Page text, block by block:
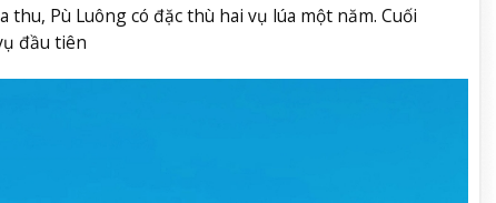
thu, Pù Luông có đặc thù hai vụ lúa một năm. Cuối
đầu tiên